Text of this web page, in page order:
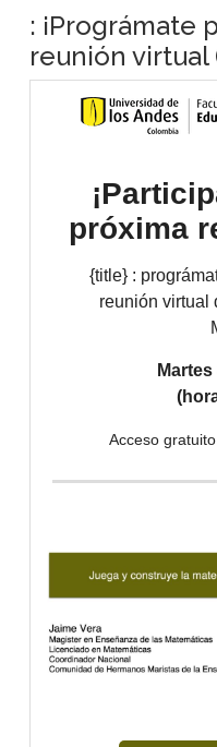
: ¡Prográmate
reunión virtual